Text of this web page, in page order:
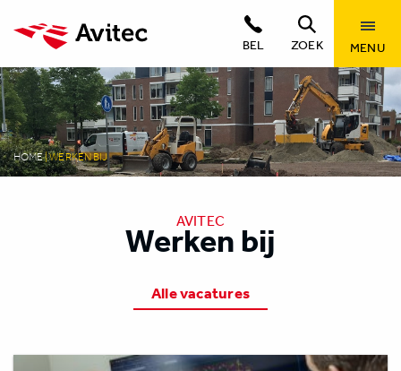
BEL ZOEK MENU
HOME|WERKEN BIJ
AVITEC
Werken bij
Alle vacatures